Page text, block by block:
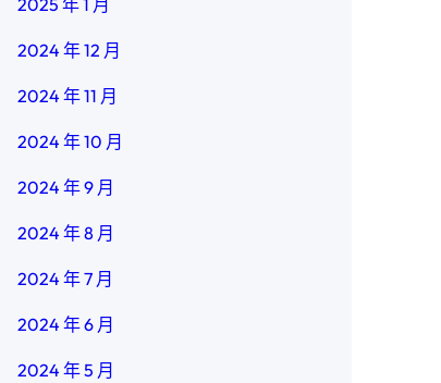
2025 年 1 月
2024 年 12 月
2024 年 11 月
2024 年 10 月
2024 年 9 月
2024 年 8 月
2024 年 7 月
2024 年 6 月
2024 年 5 月